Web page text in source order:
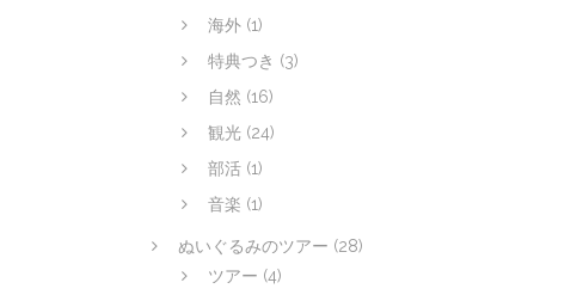
海外 (1)
特典つき (3)
自然 (16)
観光 (24)
部活 (1)
音楽 (1)
ぬいぐるみのツアー (28)
ツアー (4)